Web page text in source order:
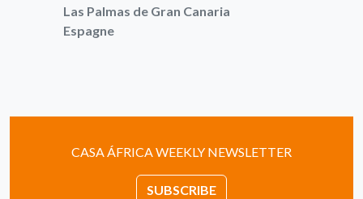
Las Palmas de Gran Canaria
Espagne
CASA ÁFRICA WEEKLY NEWSLETTER
SUBSCRIBE